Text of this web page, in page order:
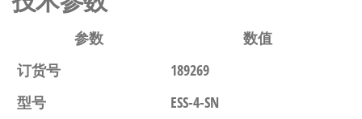
参数
数值
订货号
189269
型号
ESS-4-SN